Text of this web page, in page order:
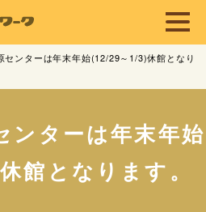
センターは年末年始(12/29～1/3)休館となり
ンターは年末年始
館となります。